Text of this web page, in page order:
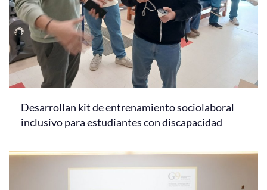
Desarrollan kit de entrenamiento sociolaboral
inclusivo para estudiantes con discapacidad